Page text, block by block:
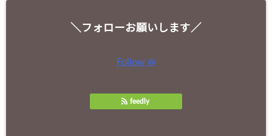
＼フォローお願いします／
Follow @
feedly